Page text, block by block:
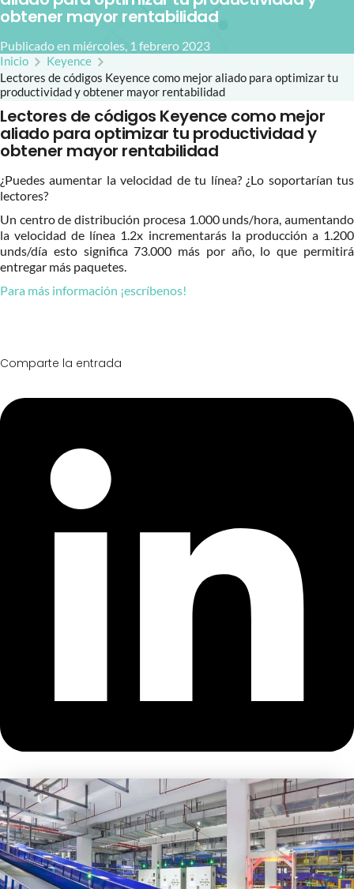
obtener mayor rentabilidad
Publicado en miércoles, 1 febrero 2023
Inicio
Keyence
Lectores de códigos Keyence como mejor aliado para optimizar tu
productividad y obtener mayor rentabilidad
Lectores de códigos Keyence como mejor
aliado para optimizar tu productividad y
obtener mayor rentabilidad
¿Puedes aumentar la velocidad de tu línea? ¿Lo soportarían tus
lectores?
Un centro de distribución procesa 1.000 unds/hora, aumentando
la velocidad de línea 1.2x incrementarás la producción a 1.200
unds/día esto significa 73.000 más por año, lo que permitirá
entregar más paquetes.
Para más información ¡escríbenos!
Comparte la entrada